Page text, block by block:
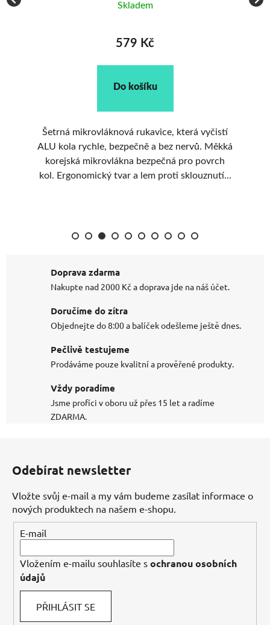
Skladem
579 Kč
Do košíku
Šetrná mikrovláknová rukavice, která vyčistí
ALU kola rychle, bezpečně a bez nervů. Měkká
korejská mikrovlákna bezpečná pro povrch
kol. Ergonomický tvar a lem proti sklouznutí z
Doprava zdarma
Nakupte nad 2000 Kč a doprava jde na náš účet.
Doručíme do zítra
Objednejte do 8:00 a balíček odešleme ještě dnes.
Pečlivě testujeme
Prodáváme pouze kvalitní a prověřené produkty.
Vždy poradíme
Jsme profíci v oboru už přes 15 let a radíme
ZDARMA.
Odebírat newsletter
Vložte svůj e-mail a my vám budeme zasílat informace o
nových produktech na našem e-shopu.
E-mail
Vložením e-mailu souhlasíte s ochranou osobních
údajů
PŘIHLÁSIT SE